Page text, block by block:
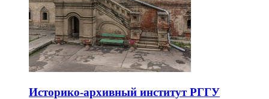
Историко-архивный институт РГГУ